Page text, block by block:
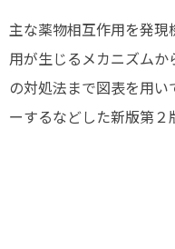
主な薬物相互作用を発現
用が生じるメカニズムか
の対処法まで図表を用い
ーするなどした新版第２